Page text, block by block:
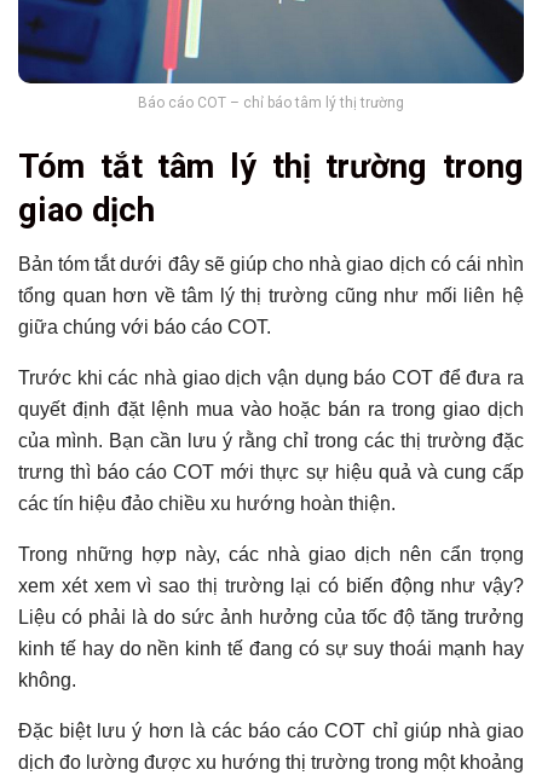
Báo cáo COT – chỉ báo tâm lý thị trường
Tóm tắt tâm lý thị trường trong
giao dịch
Bản tóm tắt dưới đây sẽ giúp cho nhà giao dịch có cái nhìn
tổng quan hơn về tâm lý thị trường cũng như mối liên hệ
giữa chúng với báo cáo COT.
Trước khi các nhà giao dịch vận dụng báo COT để đưa ra
quyết định đặt lệnh mua vào hoặc bán ra trong giao dịch
của mình. Bạn cần lưu ý rằng chỉ trong các thị trường đặc
trưng thì báo cáo COT mới thực sự hiệu quả và cung cấp
các tín hiệu đảo chiều xu hướng hoàn thiện.
Trong những hợp này, các nhà giao dịch nên cẩn trọng
xem xét xem vì sao thị trường lại có biến động như vậy?
Liệu có phải là do sức ảnh hưởng của tốc độ tăng trưởng
kinh tế hay do nền kinh tế đang có sự suy thoái mạnh hay
không.
Đặc biệt lưu ý hơn là các báo cáo COT chỉ giúp nhà giao
dịch đo lường được xu hướng thị trường trong một khoảng